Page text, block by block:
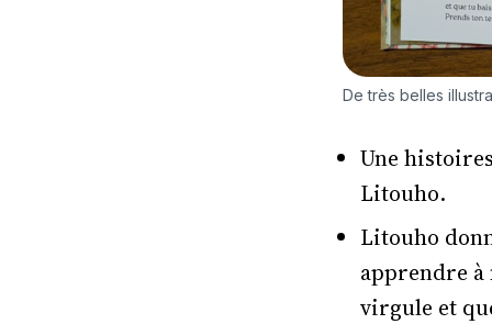
De très belles
Une
Litouho.
Litouho
apprendre
virgule et